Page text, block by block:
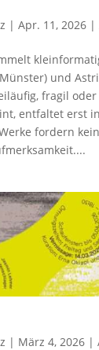
| Apr. 11, 2026|
und
fragil
entfaltet erst
fordern
| März 4, 2026|